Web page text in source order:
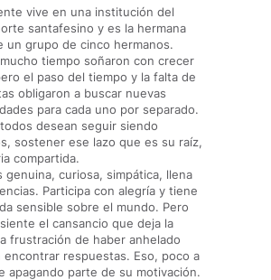
vive en una institución del
santafesino y es la hermana
un grupo de cinco hermanos.
tiempo soñaron con crecer
el paso del tiempo y la falta de
obligaron a buscar nuevas
para cada uno por separado.
desean seguir siendo
sostener ese lazo que es su raíz,
compartida.
genuina, curiosa, simpática, llena
Participa con alegría y tiene
sensible sobre el mundo. Pero
el cansancio que deja la
frustración de haber anhelado
encontrar respuestas. Eso, poco a
apagando parte de su motivación.